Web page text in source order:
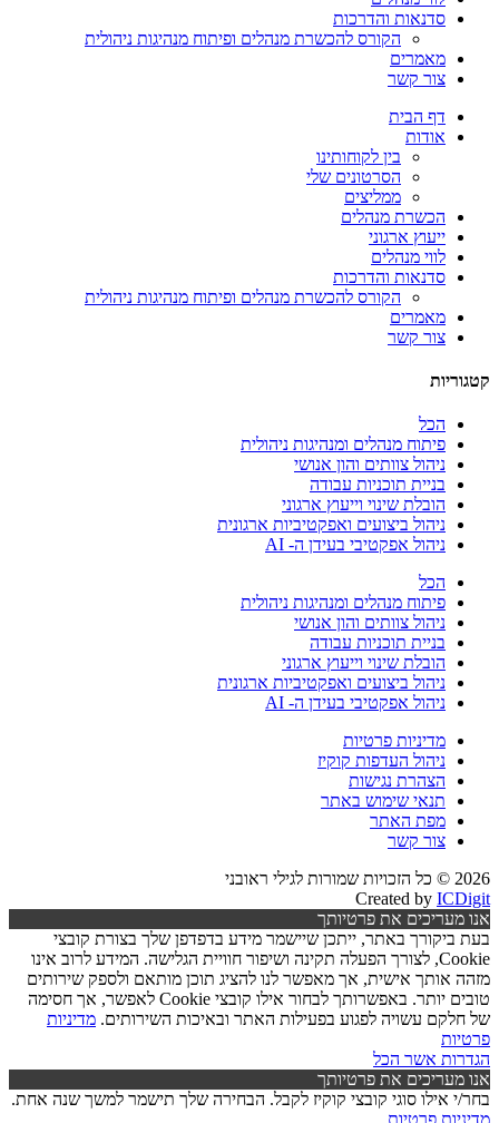
סדנאות והדרכות
הקורס להכשרת מנהלים ופיתוח מנהיגות ניהולית
מאמרים
צור קשר
דף הבית
אודות
בין לקוחותינו
הסרטונים שלי
ממליצים
הכשרת מנהלים
ייעוץ ארגוני
לווי מנהלים
סדנאות והדרכות
הקורס להכשרת מנהלים ופיתוח מנהיגות ניהולית
מאמרים
צור קשר
קטגוריות
הכל
פיתוח מנהלים ומנהיגות ניהולית
ניהול צוותים והון אנושי
בניית תוכניות עבודה
הובלת שינוי וייעוץ ארגוני
ניהול ביצועים ואפקטיביות ארגונית
ניהול אפקטיבי בעידן ה- AI
הכל
פיתוח מנהלים ומנהיגות ניהולית
ניהול צוותים והון אנושי
בניית תוכניות עבודה
הובלת שינוי וייעוץ ארגוני
ניהול ביצועים ואפקטיביות ארגונית
ניהול אפקטיבי בעידן ה- AI
מדיניות פרטיות
ניהול העדפות קוקיז
הצהרת נגישות
תנאי שימוש באתר
מפת האתר
צור קשר
2026 © כל הזכויות שמורות לגילי ראובני
Created by ICDigit
אנו מעריכים את פרטיותך
בעת ביקורך באתר, ייתכן שיישמר מידע בדפדפן שלך בצורת קובצי
Cookie, לצורך הפעלה תקינה ושיפור חוויית הגלישה. המידע לרוב אינו
מזהה אותך אישית, אך מאפשר לנו להציג תוכן מותאם ולספק שירותים
טובים יותר. באפשרותך לבחור אילו קובצי Cookie לאפשר, אך חסימה
של חלקם עשויה לפגוע בפעילות האתר ובאיכות השירותים. מדיניות
פרטיות
הגדרות אשר הכל
אנו מעריכים את פרטיותך
בחר/י אילו סוגי קובצי קוקיז לקבל. הבחירה שלך תישמר למשך שנה אחת.